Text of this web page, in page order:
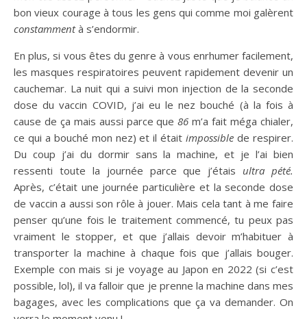
bon vieux courage à tous les gens qui comme moi galèrent
constammentà s’endormir.
En plus, si vous êtes du genre à vous enrhumer facilement,
les masques respiratoires peuvent rapidement devenir un
cauchemar. La nuit qui a suivi mon injection de la seconde
dose du vaccin COVID, j’ai eu le nez bouché (à la fois à
cause de ça mais aussi parce que86m’a fait méga chialer,
ce qui a bouché mon nez) et il étaitimpossible de respirer.
Du coup j’ai du dormir sans la machine, et je l’ai bien
ressenti toute la journée parce que j’étais ultra pété.
Après, c’était une journée particulière et la seconde dose
de vaccin a aussi son rôle à jouer. Mais cela tant à me faire
penser qu’une fois le traitement commencé, tu peux pas
vraiment le stopper, et que j’allais devoir m’habituer à
transporter la machine à chaque fois que j’allais bouger.
Exemple con mais si je voyage au Japon en 2022 (si c’est
possible, lol), il va falloir que je prenne la machine dans mes
bagages, avec les complications que ça va demander. On